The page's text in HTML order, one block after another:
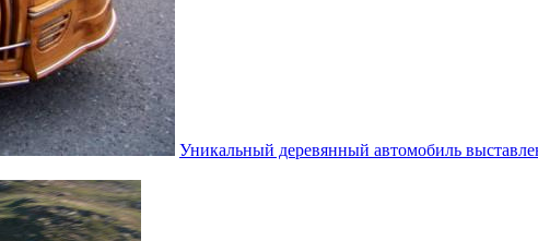
Уникальный деревянный автомобиль